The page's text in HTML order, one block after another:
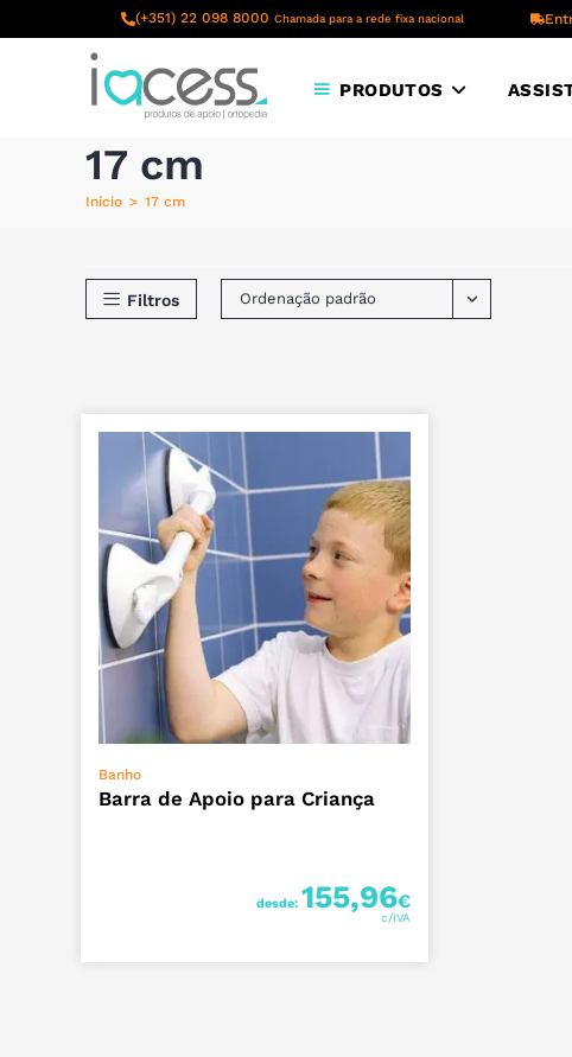
(+351) 22 098 8000 Chamada para a rede fixa nacional
PRODUTOS
17 cm
Início > 17 cm
Filtros Ordenação padrão
Banho
Barra de Apoio para Criança
desde: 155,96€